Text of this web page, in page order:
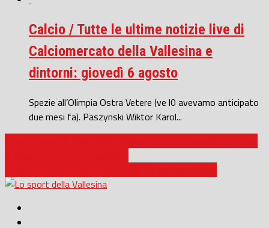
Calcio / Tutte le ultime notizie live di
Calciomercato della Vallesina e
dintorni: giovedì 6 agosto
Spezie all’Olimpia Ostra Vetere (ve l0 avevamo anticipato
due mesi fa). Paszynski Wiktor Karol...